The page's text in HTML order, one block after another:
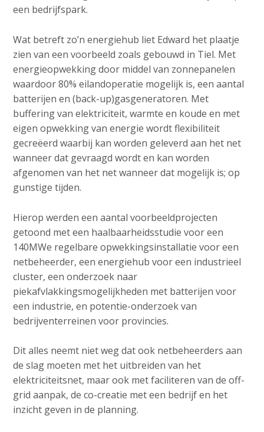
een bedrijfspark.
Wat betreft zo’n energiehub liet Edward het plaatje
zien van een voorbeeld zoals gebouwd in Tiel. Met
energieopwekking door middel van zonnepanelen
waardoor 80% eilandoperatie mogelijk is, een aantal
batterijen en (back-up)gasgeneratoren. Met
buffering van elektriciteit, warmte en koude en met
eigen opwekking van energie wordt flexibiliteit
gecreëerd waarbij kan worden geleverd aan het net
wanneer dat gevraagd wordt en kan worden
afgenomen van het net wanneer dat mogelijk is; op
gunstige tijden.
Hierop werden een aantal voorbeeldprojecten
getoond met een haalbaarheidsstudie voor een
140MWe regelbare opwekkingsinstallatie voor een
netbeheerder, een energiehub voor een industrieel
cluster, een onderzoek naar
piekafvlakkingsmogelijkheden met batterijen voor
een industrie, en potentie-onderzoek van
bedrijventerreinen voor provincies.
Dit alles neemt niet weg dat ook netbeheerders aan
de slag moeten met het uitbreiden van het
elektriciteitsnet, maar ook met faciliteren van de off-
grid aanpak, de co-creatie met een bedrijf en het
inzicht geven in de planning.